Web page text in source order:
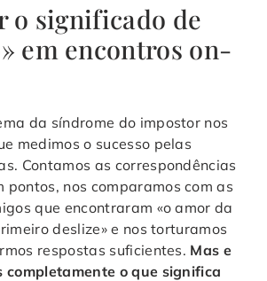
o significado de
em encontros on-
da síndrome do impostor nos
medimos o sucesso pelas
Contamos as correspondências
pontos, nos comparamos com as
que encontraram «o amor da
deslize» e nos torturamos
respostas suficientes. Mas e
completamente o que significa